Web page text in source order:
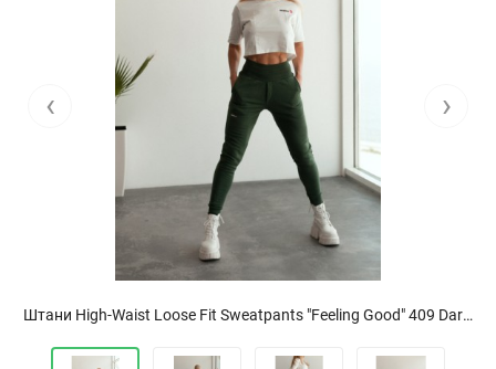
Штани High-Waist Loose Fit Sweatpants "Feeling Good" 409 Dark Green
‹ ›